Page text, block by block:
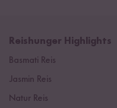
Reishunger Highlights
Basmati Reis
Jasmin Reis
Natur Reis